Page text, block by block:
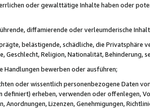
oder gewalttätige Inhalte haben oder
diffamierende oder verleumderische
belästigende, schädliche, die Privatsphäre
Geschlecht, Religion, Nationalität, Behinderung,
Handlungen bewerben oder ausführen;
oder wissentlich personenbezogene Daten
definiert) erheben, verwenden oder offenlegen,
Anordnungen, Lizenzen, Genehmigungen,